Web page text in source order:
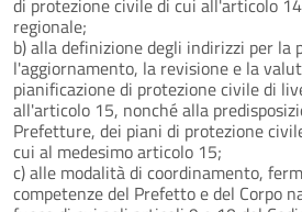
regionale;
b) alla definizione degli indirizzi per la
l'aggiornamento, la revisione e la
pianificazione di protezione civile di
all'articolo 15, nonché alla
Prefetture, dei piani di protezione
cui al medesimo articolo 15;
c) alle modalità di coordinamento,
competenze del Prefetto e del Corpo